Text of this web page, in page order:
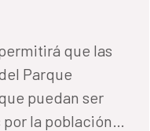
que las
Parque
puedan ser
la población,